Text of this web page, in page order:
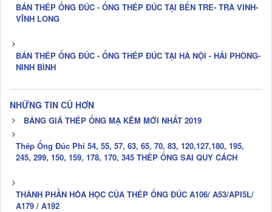
BÁN THÉP ỐNG ĐÚC - ỐNG THÉP ĐÚC TẠI BẾN TRE- TRÀ VINH-
VĨNH LONG
BÁN THÉP ỐNG ĐÚC - ỐNG THÉP ĐÚC TẠI HÀ NỘI - HẢI PHÒNG-
NINH BÌNH
NHỮNG TIN CŨ HƠN
BẢNG GIÁ THÉP ỐNG MẠ KẼM MỚI NHẤT 2019
Thép Ống Đúc Phi 54, 55, 57, 63, 65, 70, 83, 120,127,180, 195,
245, 299, 150, 159, 178, 170, 345 THÉP ỐNG SAI QUY CÁCH
THÀNH PHẦN HÓA HỌC CỦA THÉP ỐNG ĐÚC A106/ A53/API5L/
A179 / A192